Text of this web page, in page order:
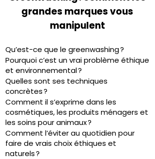
grandes marques vous
manipulent
Qu’est-ce que le greenwashing ?
Pourquoi c’est un vrai problème éthique
et environnemental ?
Quelles sont ses techniques
concrètes ?
Comment il s’exprime dans les
cosmétiques, les produits ménagers et
les soins pour animaux ?
Comment l’éviter au quotidien pour
faire de vrais choix éthiques et
naturels ?